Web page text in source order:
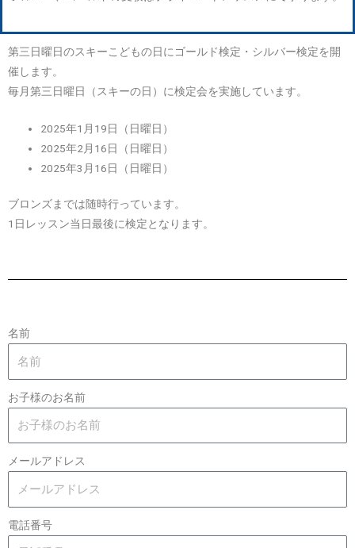
第三日曜日のスキーこどもの日にゴールド検定・シルバー検定を開
催します。
毎月第三日曜日（スキーの日）に検定会を実施しています。
2025年1月19日（日曜日）
2025年2月16日（日曜日）
2025年3月16日（日曜日）
ブロンズまでは随時行っています。
1日レッスン当日最後に検定となります。
名前
お子様のお名前
メールアドレス
電話番号